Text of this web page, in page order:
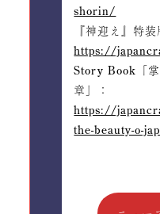
shorin/
『神迎え』特装
https://
Story Book「
章」：
https://
the-beauty-o-